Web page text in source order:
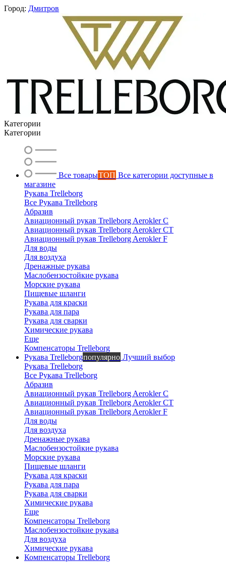
Город: Дмитров
Категории
Категории
Все товарыТОП Все категории доступные в
магазине
Рукава Trelleborg
Все Рукава Trelleborg
Абразив
Авиационный рукав Trelleborg Aerokler C
Авиационный рукав Trelleborg Aerokler CT
Авиационный рукав Trelleborg Aerokler F
Для воды
Для воздуха
Дренажные рукава
Маслобензостойкие рукава
Морские рукава
Пищевые шланги
Рукава для краски
Рукава для пара
Рукава для сварки
Химические рукава
Еще
Компенсаторы Trelleborg
Рукава Trelleborgпопулярно Лучший выбор
Рукава Trelleborg
Все Рукава Trelleborg
Абразив
Авиационный рукав Trelleborg Aerokler C
Авиационный рукав Trelleborg Aerokler CT
Авиационный рукав Trelleborg Aerokler F
Для воды
Для воздуха
Дренажные рукава
Маслобензостойкие рукава
Морские рукава
Пищевые шланги
Рукава для краски
Рукава для пара
Рукава для сварки
Химические рукава
Еще
Компенсаторы Trelleborg
Маслобензостойкие рукава
Для воздуха
Химические рукава
Компенсаторы Trelleborg
Вероника
онлайн